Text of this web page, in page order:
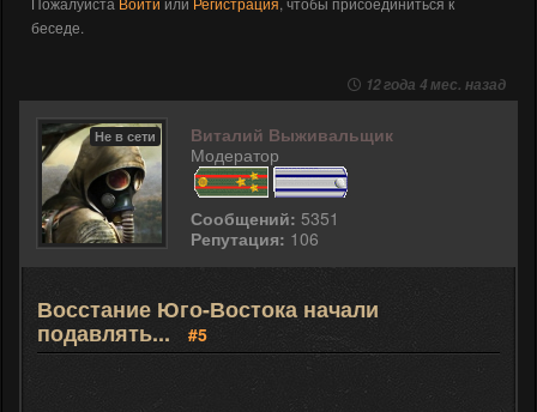
беседе.
12 года 4 мес. назад
Не в сети
Виталий Выживальщик
Модератор
Сообщений: 5351
Репутация: 106
Восстание Юго-Востока начали
подавлять... #5